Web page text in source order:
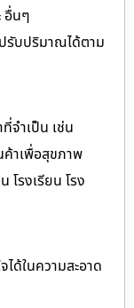
อื่นๆ
รับปริมาณได้ตาม
จำเป็น เช่น
าเพื่อสุขภาพ
โรงเรียน โรง
ด้ในความสะอาด